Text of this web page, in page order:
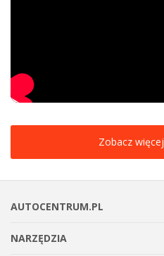
Zobacz więcej
AUTOCENTRUM.PL
NARZĘDZIA